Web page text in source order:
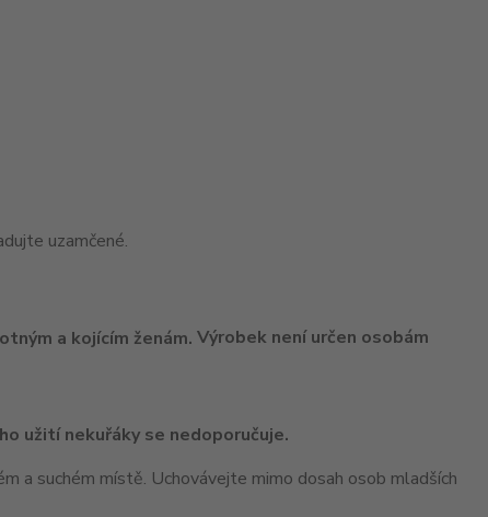
uzamčené.
Výrobek není určen osobám
užití nekuřáky se nedoporučuje.
a suchém místě. Uchovávejte mimo dosah osob mladších